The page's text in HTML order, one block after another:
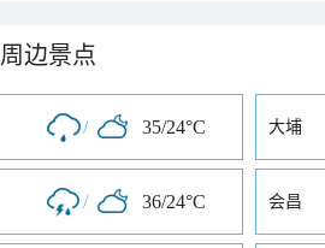
周边景点
/ 35/24°C 大埔
/ 36/24°C 会昌